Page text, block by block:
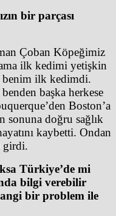
bir parçası
Çoban Köpeğimiz
ilk kedimi yetişkin
benim ilk kedimdi.
başka herkese
Boston’a
sonuna doğru sağlık
kaybetti. Ondan
girdi.
Türkiye’de mi
bilgi verebilir
bir problem ile